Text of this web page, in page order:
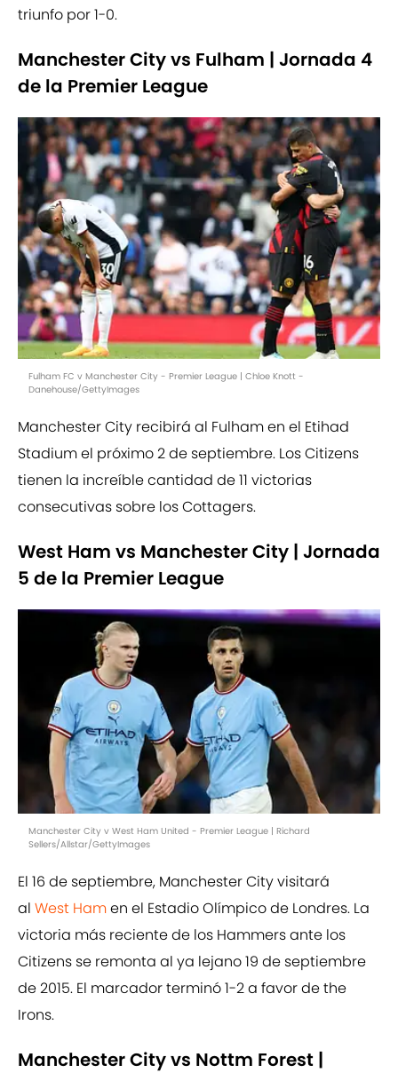
triunfo por 1-0.
Manchester City vs Fulham | Jornada 4
de la Premier League
Fulham FC v Manchester City - Premier League | Chloe Knott -
Danehouse/GettyImages
Manchester City recibirá al Fulham en el Etihad
Stadium el próximo 2 de septiembre. Los Citizens
tienen la increíble cantidad de 11 victorias
consecutivas sobre los Cottagers.
West Ham vs Manchester City | Jornada
5 de la Premier League
Manchester City v West Ham United - Premier League | Richard
Sellers/Allstar/GettyImages
El 16 de septiembre, Manchester City visitará
al West Hamen el Estadio Olímpico de Londres. La
victoria más reciente de los Hammers ante los
Citizens se remonta al ya lejano 19 de septiembre
de 2015. El marcador terminó 1-2 a favor de the
Irons.
Manchester City vs Nottm Forest |